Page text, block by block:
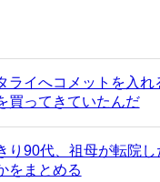
ライへコメットを入れ
買ってきていたんだ
り90代、祖母が転院
をまとめる